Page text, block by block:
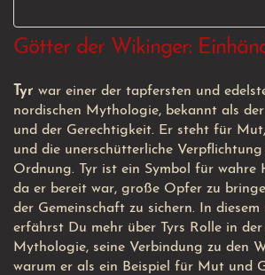
Götter der Wikinger:
Tyr war einer der tapfersten und
nordischen Mythologie, bekannt als
und der Gerechtigkeit. Er steht für
und die unerschütterliche
Ordnung. Tyr ist ein Symbol für wahre
da er bereit war, große Opfer zu
der Gemeinschaft zu sichern. In diesem
erfährst Du mehr über Tyrs Rolle in der
Mythologie, seine Verbindung zu den
warum er als ein Beispiel für Mut und